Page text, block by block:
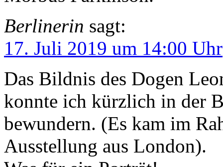
Berlinerin sagt:
17. Juli 2019 um 14:00 Uhr
Das Bildnis des Dogen
konnte ich kürzlich in der
bewundern. (Es kam im
Ausstellung aus London).